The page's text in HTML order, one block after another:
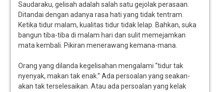
Saudaraku, gelisah adalah salah satu gejolak perasaan.
Ditandai dengan adanya rasa hati yang tidak tentram.
Ketika tidur malam, kualitas tidur tidak lelap. Bahkan, suka
bangun tiba-tiba di malam hari dan sulit memejamkan
mata kembali. Pikiran menerawang kemana-mana.
Orang yang dilanda kegelisahan mengalami “tidur tak
nyenyak, makan tak enak.” Ada persoalan yang seakan-
akan tak terselesaikan. Atau ada persoalan yang kelak